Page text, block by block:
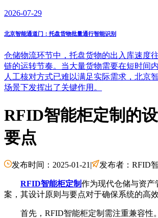
2026-07-29
北京智能通道门：托盘货物批量通行智能识别
仓储物流环节中，托盘货物的出入库速度
链的运转节奏。当大量货物需要在短时间
人工核对方式已难以满足实际需求，北京
场景下发挥出了关键作用。
RFID智能柜定制的
要点
发布时间：2025-01-21 | 发布者：RFID
RFID智能柜定制作为现代仓储与资产
案，其设计原则与要点对于确保系统的高
首先，RFID智能柜定制需注重兼容性